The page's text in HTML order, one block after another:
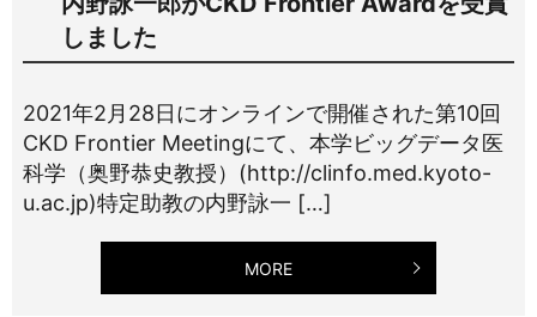
しました
2021年2月28日にオンラインで開催された第10回
CKD Frontier Meetingにて、本学ビッグデータ医
科学（奥野恭史教授）(http://clinfo.med.kyoto-
u.ac.jp)特定助教の内野詠一 […]
MORE